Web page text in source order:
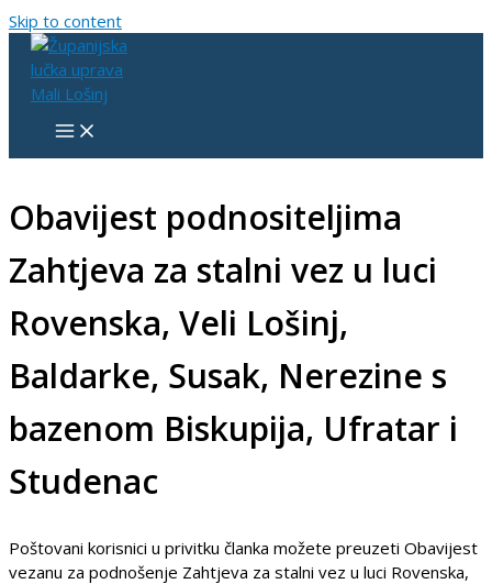
Skip to content
Obavijest podnositeljima
Zahtjeva za stalni vez u luci
Rovenska, Veli Lošinj,
Baldarke, Susak, Nerezine s
bazenom Biskupija, Ufratar i
Studenac
Poštovani korisnici u privitku članka možete preuzeti Obavijest
vezanu za podnošenje Zahtjeva za stalni vez u luci Rovenska,